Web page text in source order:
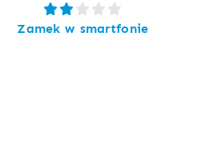
Zamek w smartfonie